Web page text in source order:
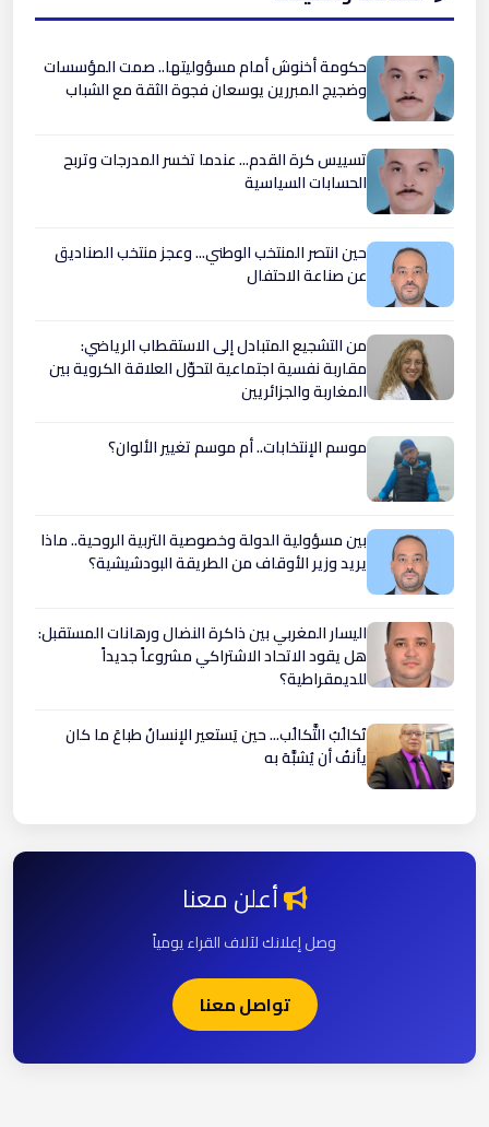
حكومة أخنوش أمام مسؤوليتها.. صمت المؤسسات
وضجيج المبررين يوسعان فجوة الثقة مع الشباب
تسييس كرة القدم... عندما تخسر المدرجات وتربح
الحسابات السياسية
حين انتصر المنتخب الوطني... وعجز منتخب الصناديق
عن صناعة الاحتفال
من التشجيع المتبادل إلى الاستقطاب الرياضي:
مقاربة نفسية اجتماعية لتحوّل العلاقة الكروية بين
المغاربة والجزائريين
موسم الإنتخابات.. أم موسم تغيير الألوان؟
بين مسؤولية الدولة وخصوصية التربية الروحية.. ماذا
يريد وزير الأوقاف من الطريقة البودشيشية؟
اليسار المغربي بين ذاكرة النضال ورهانات المستقبل:
هل يقود الاتحاد الاشتراكي مشروعاً جديداً
للديمقراطية؟
تَكالُبُ التَّكالُب... حين يَستعير الإنسانُ طباعَ ما كان
يأنفُ أن يُشبَّهَ به
أعلن معنا
وصل إعلانك لآلاف القراء يومياً
تواصل معنا